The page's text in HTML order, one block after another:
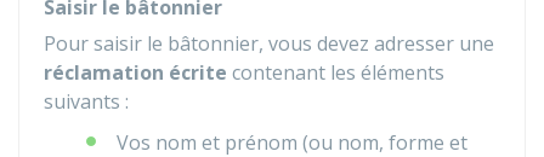
Saisir le bâtonnier
Pour saisir le bâtonnier, vous devez adresser une
réclamation écrite contenant les éléments
suivants :
Vos nom et prénom (ou nom, forme et